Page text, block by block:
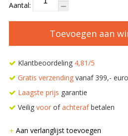
Aantal:
Toevoegen aan
Klantbeoordeling 4,81/5
Gratis verzendingvanaf 399,- euro
Laagste prijs garantie
Veilig voorofachterafbetalen
Aan verlanglijst toevoegen